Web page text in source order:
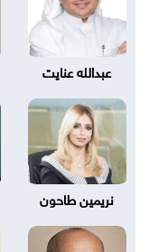
عبدالله عنايت
نريمين طاحون